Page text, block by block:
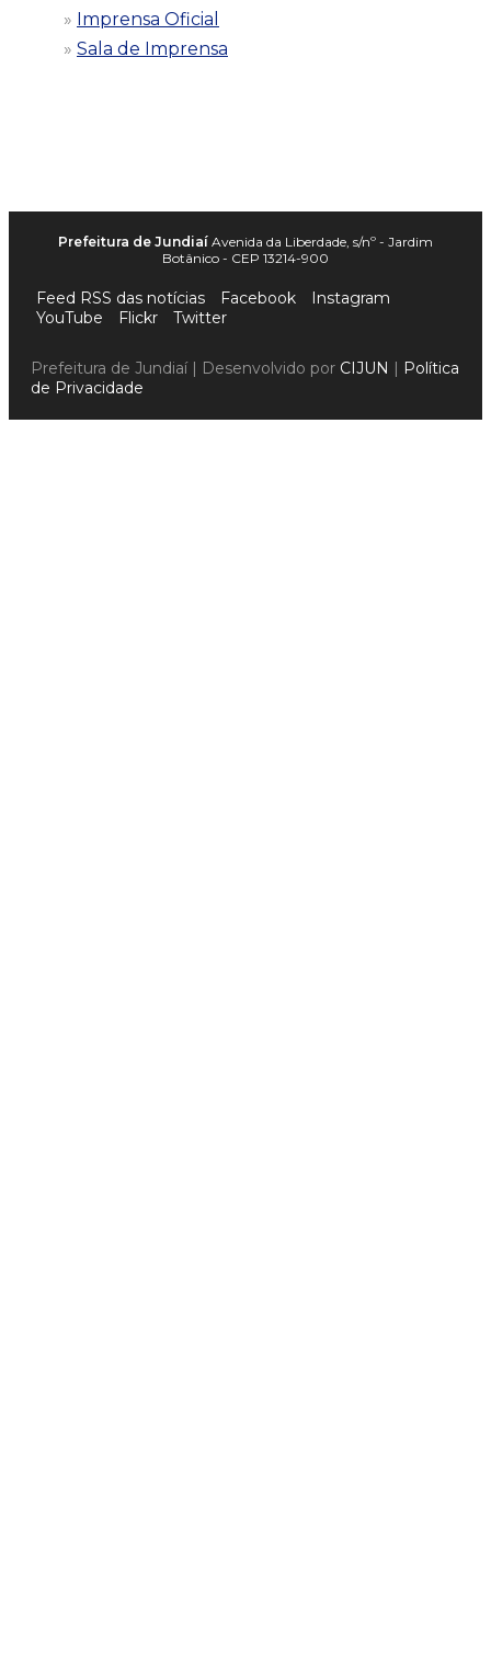
Imprensa Oficial
Sala de Imprensa
Prefeitura de Jundiaí Avenida da Liberdade, s/nº - Jardim
Botânico - CEP 13214-900
Feed RSS das notícias Facebook
Instagram
YouTube
Flickr Twitter
Prefeitura de Jundiaí | Desenvolvido por CIJUN | Política
de Privacidade